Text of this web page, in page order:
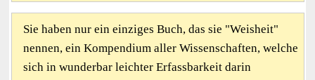
Sie haben nur ein einziges Buch, das sie "Weisheit"
nennen, ein Kompendium aller Wissenschaften, welche
sich in wunderbar leichter Erfassbarkeit darin